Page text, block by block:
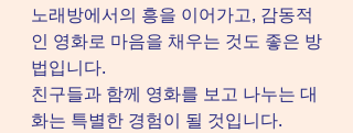
노래방에서의 흥을 이어가고, 감동적
인 영화로 마음을 채우는 것도 좋은 방
법입니다.
친구들과 함께 영화를 보고 나누는 대
화는 특별한 경험이 될 것입니다.